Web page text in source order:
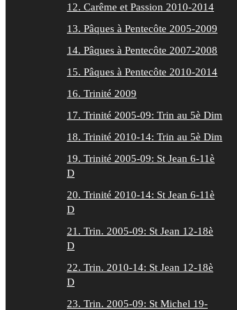
12. Carême et Passion 2010-2014
13. Pâques à Pentecôte 2005-2009
14. Pâques à Pentecôte 2007-2008
15. Pâques à Pentecôte 2010-2014
16. Trinité 2009
17. Trinité 2005-09: Trin au 5è Dim
18. Trinité 2010-14: Trin au 5è Dim
19. Trinité 2005-09: St Jean 6-11è
D
20. Trinité 2010-14: St Jean 6-11è
D
21. Trin. 2005-09: St Jean 12-18è
D
22. Trin. 2010-14: St Jean 12-18è
D
23. Trin. 2005-09: St Michel 19-